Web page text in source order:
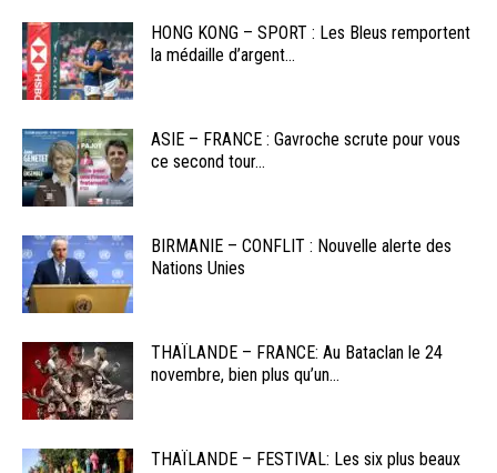
HONG KONG – SPORT : Les Bleus remportent
la médaille d’argent...
ASIE – FRANCE : Gavroche scrute pour vous
ce second tour...
BIRMANIE – CONFLIT : Nouvelle alerte des
Nations Unies
THAÏLANDE – FRANCE: Au Bataclan le 24
novembre, bien plus qu’un...
THAÏLANDE – FESTIVAL: Les six plus beaux